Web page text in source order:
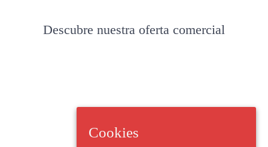
Descubre nuestra oferta comercial
Cookies